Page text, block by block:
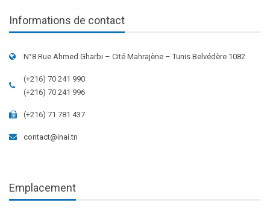
Informations de contact
N°8 Rue Ahmed Gharbi – Cité Mahrajène – Tunis Belvédère 1082
(+216) 70 241 990
(+216) 70 241 996
(+216) 71 781 437
contact@inai.tn
Emplacement